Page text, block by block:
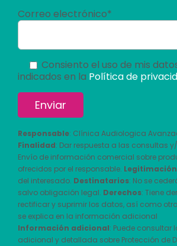
Correo electrónico*
Consiento el uso de mis
indicados en la Política de
Responsable: Clínica Audiologica
Finalidad: Dar respuesta a las consultas
Envío de información comercial sobre
ofrecidos por el responsable. Legitimación
del interesado. Destinatarios: No se
salvo obligación legal. Derechos: Tiene
rectificar y suprimir los datos, así como
se explica en la información adicional
Información adicional: Puede consultar
adicional y detallada sobre Protección de